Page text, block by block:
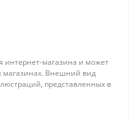
интернет-магазина и может
магазинах. Внешний вид
представленных в